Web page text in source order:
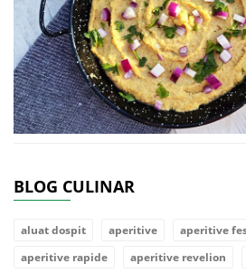
BLOG CULINAR
aluat dospit aperitive aperitive
aperitive rapide
aperitive revelion